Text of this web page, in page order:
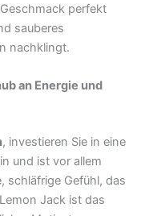
perfekt
sauberes
nachklingt.
an Energie und
, investieren Sie in eine
und ist vor allem
schläfrige Gefühl, das
Jack ist das